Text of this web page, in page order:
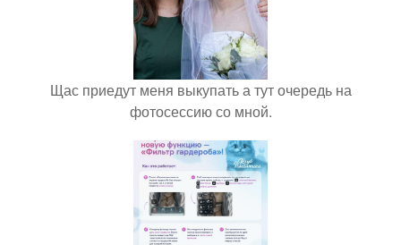
Щас приедут меня выкупать а тут очередь на
фотосессию со мной.